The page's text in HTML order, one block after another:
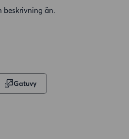
beskrivning än.
Gatuvy